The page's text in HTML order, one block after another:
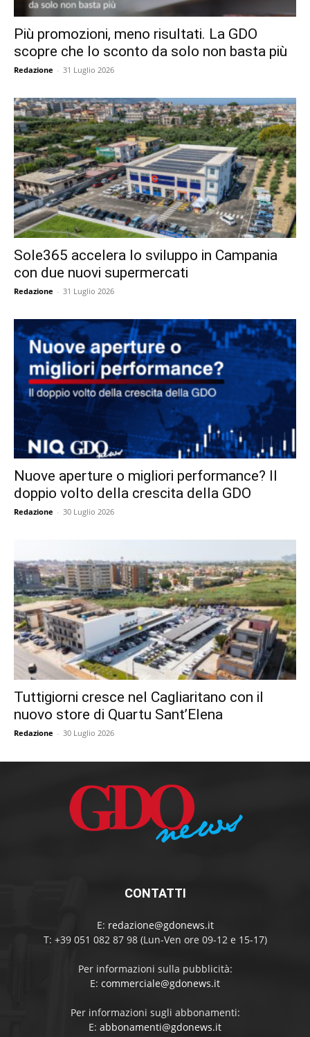
Più promozioni, meno risultati. La GDO
scopre che lo sconto da solo non basta più
Redazione - 31 Luglio 2026
Sole365 accelera lo sviluppo in Campania
con due nuovi supermercati
Redazione - 31 Luglio 2026
Nuove aperture o migliori performance? Il
doppio volto della crescita della GDO
Redazione - 30 Luglio 2026
Tuttigiorni cresce nel Cagliaritano con il
nuovo store di Quartu Sant’Elena
Redazione - 30 Luglio 2026
CONTATTI
E: redazione@gdonews.it
T: +39 051 082 87 98 (Lun-Ven ore 09-12 e 15-17)
Per informazioni sulla pubblicità:
E: commerciale@gdonews.it
Per informazioni sugli abbonamenti:
E: abbonamenti@gdonews.it